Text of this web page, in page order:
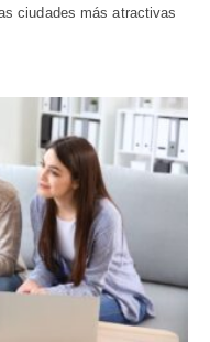
ciudades más atractivas